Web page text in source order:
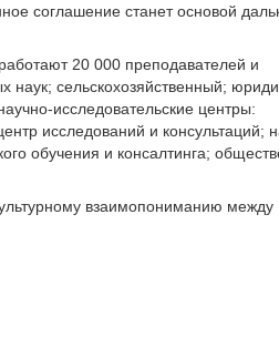
соглашение станет основой
20 000 преподавателей и
сельскохозяйственный;
исследовательские центры:
исследований и консультаций;
обучения и консалтинга;
взаимопониманию между